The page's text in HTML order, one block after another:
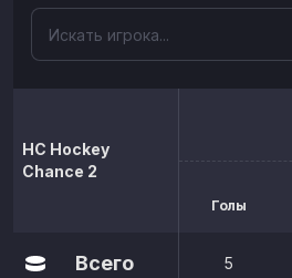
HC Hockey
Chance 2
Голы
Всего 5